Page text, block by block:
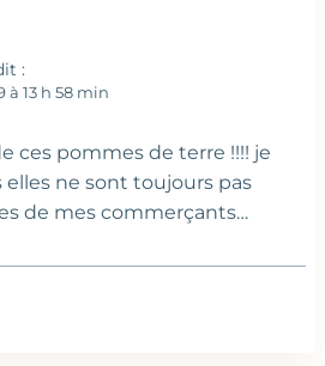
:
à 13 h 58 min
ces pommes de terre !!!! je
elles ne sont toujours pas
de mes commerçants…